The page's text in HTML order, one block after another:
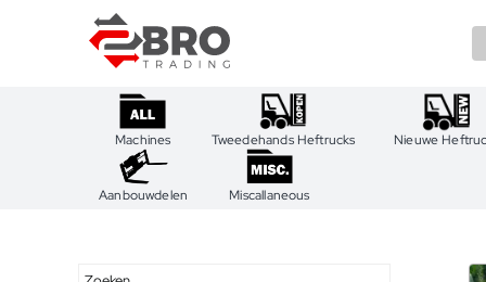
Machines Tweedehands Heftrucks Nieuwe
Aanbouwdelen Miscallaneous